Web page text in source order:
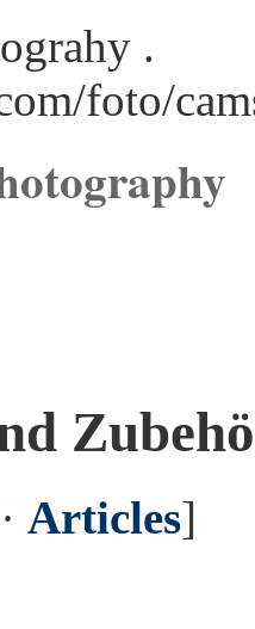
.
foto/
Articles]